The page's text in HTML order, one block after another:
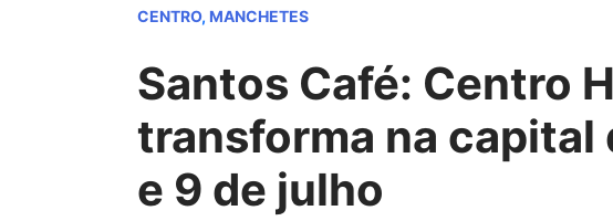
CENTRO, MANCHETES
Santos Café: Centro
transforma na capital
e 9 de julho